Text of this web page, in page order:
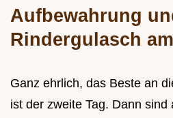
Aufbewahrung
Rindergulasch
Ganz ehrlich, das Beste an
ist der zweite Tag. Dann sind